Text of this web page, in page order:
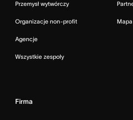
Przemysł wytwórczy
Organizacje non-profit
Agencje
Wszystkie zespoły
Firma